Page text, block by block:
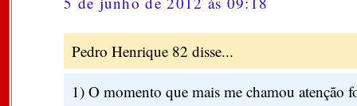
Pedro Henrique 82 disse...
1) O momento que mais me chamou atenção